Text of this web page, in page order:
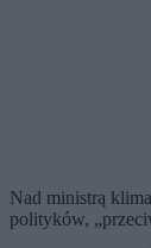
Nad ministrą
polityków,